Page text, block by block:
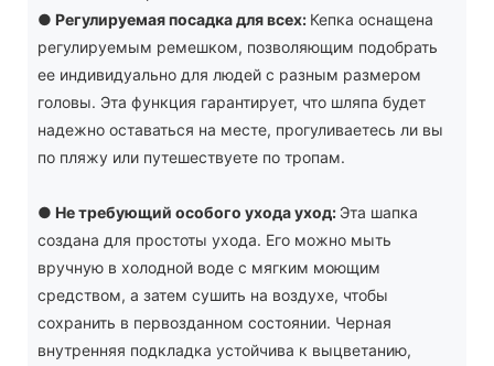
● Регулируемая посадка для всех: Кепка оснащена
регулируемым ремешком, позволяющим подобрать
ее индивидуально для людей с разным размером
головы. Эта функция гарантирует, что шляпа будет
надежно оставаться на месте, прогуливаетесь ли вы
по пляжу или путешествуете по тропам.
● Не требующий особого ухода уход: Эта шапка
создана для простоты ухода. Его можно мыть
вручную в холодной воде с мягким моющим
средством, а затем сушить на воздухе, чтобы
сохранить в первозданном состоянии. Черная
внутренняя подкладка устойчива к выцветанию,